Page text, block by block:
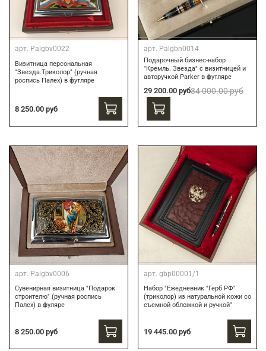
арт. Palgbv0022
Визитница персональная
"Звезда.Триколор" (ручная
роспись Палех) в футляре
8 250.00 руб
арт. Palgbn0014
Подарочный бизнес-набор
"Кремль. Звезда" с визитницей и
авторучкой Parker в футляре
29 200.00 руб34 000.00 руб
арт. Palgbv0006
Сувенирная визитница "Подарок
строителю" (ручная роспись
Палех) в фуляре
8 250.00 руб
арт. gbp00001/1
Набор "Ежедневник "Герб РФ"
(триколор) из натуральной кожи со
съемной обложкой и ручкой"
19 445.00 руб